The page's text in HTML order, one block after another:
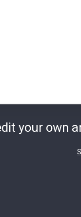
your own